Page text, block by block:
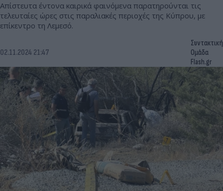
Απίστευτα έντονα καιρικά φαινόμενα παρατηρούνται τις
τελευταίες ώρες στις παραλιακές περιοχές της Κύπρου, με
επίκεντρο τη Λεμεσό.
02.11.2024 21:47
Συντακτική
Ομάδα
Flash.gr